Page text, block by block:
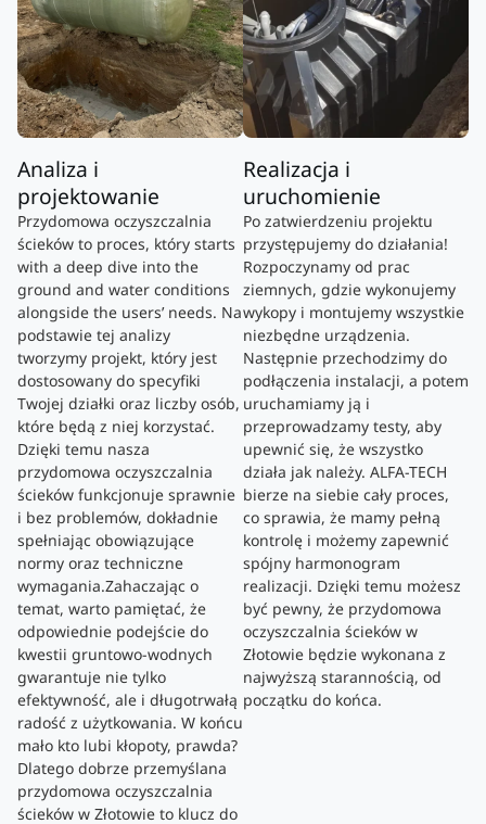
Analiza i
projektowanie
Przydomowa oczyszczalnia
ścieków to proces, który starts
with a deep dive into the
ground and water conditions
alongside the users’ needs. Na
podstawie tej analizy
tworzymy projekt, który jest
dostosowany do specyfiki
Twojej działki oraz liczby osób,
które będą z niej korzystać.
Dzięki temu nasza
przydomowa oczyszczalnia
ścieków funkcjonuje sprawnie
i bez problemów, dokładnie
spełniając obowiązujące
normy oraz techniczne
wymagania.Zahaczając o
temat, warto pamiętać, że
odpowiednie podejście do
kwestii gruntowo-wodnych
gwarantuje nie tylko
efektywność, ale i długotrwałą
radość z użytkowania. W końcu
mało kto lubi kłopoty, prawda?
Dlatego dobrze przemyślana
przydomowa oczyszczalnia
ścieków w Złotowie to klucz do
Realizacja i
uruchomienie
Po zatwierdzeniu projektu
przystępujemy do działania!
Rozpoczynamy od prac
ziemnych, gdzie wykonujemy
wykopy i montujemy wszystkie
niezbędne urządzenia.
Następnie przechodzimy do
podłączenia instalacji, a potem
uruchamiamy ją i
przeprowadzamy testy, aby
upewnić się, że wszystko
działa jak należy. ALFA-TECH
bierze na siebie cały proces,
co sprawia, że mamy pełną
kontrolę i możemy zapewnić
spójny harmonogram
realizacji. Dzięki temu możesz
być pewny, że przydomowa
oczyszczalnia ścieków w
Złotowie będzie wykonana z
najwyższą starannością, od
początku do końca.